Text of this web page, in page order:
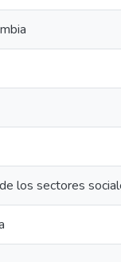
los sectores